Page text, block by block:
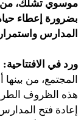
موسوي تشلك، من
بضرورة إعطاء
المدارس
ورد في الافتتاحية:
المجتمع، من
هذه الظروف
إعادة فتح